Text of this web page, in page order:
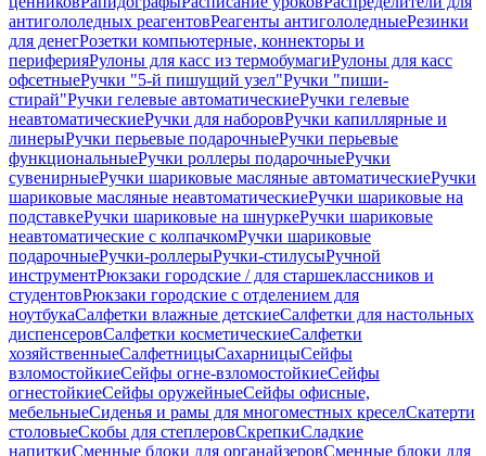
антигололедных реагентовРеагенты антигололедныеРезинки
для денегРозетки компьютерные, коннекторы и
периферияРулоны для касс из термобумагиРулоны для касс
офсетныеРучки "5-й пишущий узел"Ручки "пиши-
стирай"Ручки гелевые автоматическиеРучки гелевые
неавтоматическиеРучки для наборовРучки капиллярные и
линерыРучки перьевые подарочныеРучки перьевые
функциональныеРучки роллеры подарочныеРучки
сувенирныеРучки шариковые масляные автоматическиеРучки
шариковые масляные неавтоматическиеРучки шариковые на
подставкеРучки шариковые на шнуркеРучки шариковые
неавтоматические с колпачкомРучки шариковые
подарочныеРучки-роллерыРучки-стилусыРучной
инструментРюкзаки городские / для старшеклассников и
студентовРюкзаки городские с отделением для
ноутбукаСалфетки влажные детскиеСалфетки для настольных
диспенсеровСалфетки косметическиеСалфетки
хозяйственныеСалфетницыСахарницыСейфы
взломостойкиеСейфы огне-взломостойкиеСейфы
огнестойкиеСейфы оружейныеСейфы офисные,
мебельныеСиденья и рамы для многоместных креселСкатерти
столовыеСкобы для степлеровСкрепкиСладкие
напиткиСменные блоки для органайзеровСменные блоки для